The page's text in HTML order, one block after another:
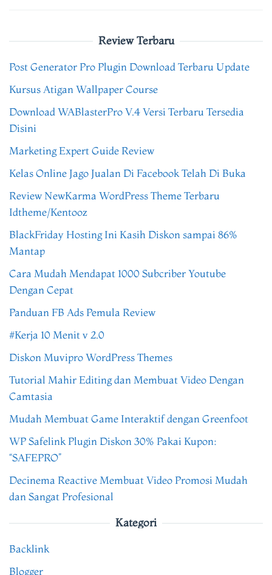
Review Terbaru
Post Generator Pro Plugin Download Terbaru Update
Kursus Atigan Wallpaper Course
Download WABlasterPro V.4 Versi Terbaru Tersedia
Disini
Marketing Expert Guide Review
Kelas Online Jago Jualan Di Facebook Telah Di Buka
Review NewKarma WordPress Theme Terbaru
Idtheme/Kentooz
BlackFriday Hosting Ini Kasih Diskon sampai 86%
Mantap
Cara Mudah Mendapat 1000 Subcriber Youtube
Dengan Cepat
Panduan FB Ads Pemula Review
#Kerja 10 Menit v 2.0
Diskon Muvipro WordPress Themes
Tutorial Mahir Editing dan Membuat Video Dengan
Camtasia
Mudah Membuat Game Interaktif dengan Greenfoot
WP Safelink Plugin Diskon 30% Pakai Kupon:
“SAFEPRO”
Decinema Reactive Membuat Video Promosi Mudah
dan Sangat Profesional
Kategori
Backlink
Blogger